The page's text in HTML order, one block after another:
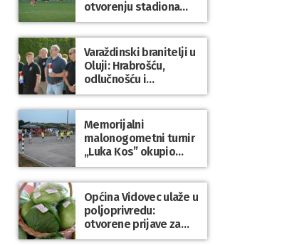
otvorenju stadiona
odigrao 1:1 s
Mariborom
Varaždinski branitelji u
Oluji: Hrabrošću,
odlučnošću i
zajedništvom do
slobodne Hrvatske!
Memorijalni
malonogometni turnir
„Luka Kos” okupio
brojne ekipe i
posjetitelje u Sudovcu
Općina Vidovec ulaže u
poljoprivredu:
otvorene prijave za
općinske potpore